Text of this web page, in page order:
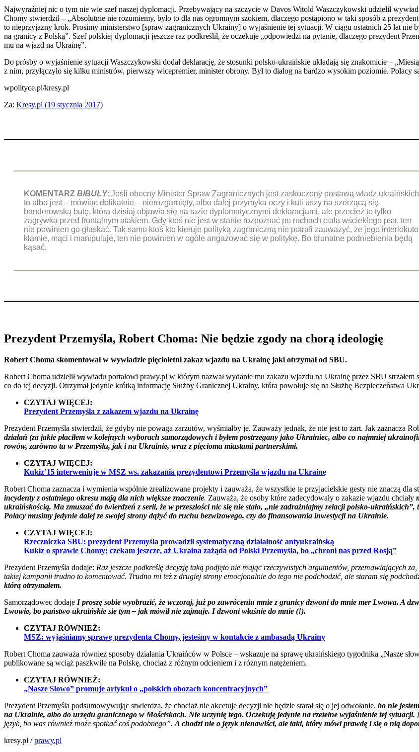
Najwyraźniej nic o tym nie wie szef naszej dyplomacji. Przebywający na szczycie w Davos Witold Waszczykowski udzielił
Chomy stwierdził – „Absolutnie nie rozumiemy, było to dla nas ogromnym szokiem, dlaczego postąpiono w taki sposób z
to nieprzyjazny krok. Prosimy ministerstwo [spraw zagranicznych Ukrainy] o wyjaśnienie tej sytuacji. W ciągu ostatnich 25 lat nie
na granicy z Polską”. Szef polskiej dyplomacji jeszcze raz podkreślił, że oczekuje „odpowiedzi na pytanie, dlaczego prezydent
mu na wjazd na Ukrainę”.
Do prósby o wyjaśnienie sytuacji Waszczykowski dodał deklarację, że stosunki polsko-ukraińskie układają się znakomicie –
z nim, przyłączyło się kilku ministrów, pierwszy wicepremier, minister obrony. Był to dialog na bardzo wysokim poziomie. Polacy
wpolityce.pl/kresy.pl
Za: Kresy.pl (19 stycznia 2017)
KOMENTARZ BIBUŁY: Jeśli obecny Minister Spraw Zagranicznych jest zaskoczony postawą władz
to albo jest – mówiąc delikatnie – nierozgarnięty, albo dalej przymyka oczy i kuli uszy na szerzącą się
banderowską butę, która dzisiaj objawia się na razie dyplomatycznymi deklaracjami, ale przecież to tylko
zagrywka przed frontalnym atakiem. Gdy ktoś nie jest w stanie rozpoznać po ruchach ciała wściekłego psa, ten
nie powinien go głaskać. Tak samo ktoś kto kieruje polityką zagraniczną nie potrafi zauważyć, że jego
kłamie, mąci i manipuluje, ten nie powinien w ogóle angażować się w politykę. Bo brunatne podniebienia będą
kąsać.
Prezydent Przemyśla, Robert Choma: Nie będzie zgody na chorą ideologię
Robert Choma skomentował w wywiadzie pięcioletni zakaz wjazdu na Ukrainę jaki otrzymał od SBU.
Robert Choma udzielił wywiadu portalowi prawy.pl w którym nazwał wydanie mu zakazu wjazdu na Ukrainę przez SBU
co do tej decyzji. Otrzymał jedynie krótką informację Służby Granicznej Ukrainy, która powołuje się na Służbę Bezpieczeństwa
CZYTAJ WIĘCEJ:
Prezydent Przemyśla z zakazem wjazdu na Ukrainę
Prezydent Przemyśla stwierdził, że gdyby nie powaga zarzutów, wyśmiałby je. Zauważy jednak, że nie jest to żart. Jak zaznacza
działań (za jakie płaciłem w kolejnych wyborach samorządowych i byłem postrzegany jako Ukrainiec, albo co najmniej
rowów, zarówno tu w Przemyślu, jak i na Ukrainie, wraz z pięcioma miastami partnerskimi.
CZYTAJ WIĘCEJ:
Kukiz’15 interweniuje w MSZ ws. zakazania prezydentowi Przemyśla wjazdu na Ukrainę
Robert Choma zaznacza i wymienia wspólnie zrealizowane projekty i zauważa, że wszystkie te przyjacielskie gesty nie znaczą dla
incydenty z ostatniego okresu mają dla nich większe znaczenie. Zauważa, że osoby które zadecydowały o zakazie wjazdu chciały
ukraińskością. Ma zmuszać do twierdzeń z serii, że w przeszłości nic się nie stało, „nie zadrażniajmy relacji polsko-
Polacy musimy jedynie dalej ze swojej strony dążyć do ruchu bezwizowego, czy do finansowania inwestycji na Ukrainie.
CZYTAJ WIĘCEJ:
Rzeczniczka SBU: prezydent Przemyśla prowadził systematyczną działalność antyukraińską
Kukiz o sprawie Chomy: czekam jeszcze, aż Ukraina zażąda od Polski Przemyśla, bo „chroni nas przed Rosją”
Prezydent Przemyśla dodaje: Raz jeszcze podkreślę decyzję taką podjęto nie mając rzeczywistych argumentów, przemawiających
takiej kampanii trudno to komentować. Trudno mi też z drugiej strony emocjonalnie do tego nie podchodzić, ale staram się
którą otrzymałem.
Samorządowec dodaje I proszę sobie wyobrazić, że wczoraj, już po zawróceniu mnie z granicy dzwoni do mnie mer Lwowa. A
Lwowie, bo państwo ukraińskie się tym – jak mówił nie zajmuje. I dzwoni właśnie do mnie (!).
CZYTAJ RÓWNIEŻ:
MSZ: wyjaśniamy sprawę prezydenta Chomy, jesteśmy w kontakcie z ambasadą Ukrainy
Robert Choma zauważa również sposoby działania Ukraińców w Polsce – wskazuje na sprawę ukraińskiego tygodnika „Nasze
publikowane są wciąż paszkwile na Polskę, chociaż z różnym odcieniem i z różnym natężeniem.
CZYTAJ RÓWNIEŻ:
„Nasze Słowo” promuje artykuł o „polskich obozach koncentracyjnych”
Prezydent Przemyśla podsumowywując stwierdza, że chociaż nie akcetuje decyzji nie będzie starał się o jej odwołanie, bo nie
na Ukrainie, albo do urzędu granicznego w Mościskach. Nie uczynię tego. Oczekuję jedynie na rzetelne wyjaśnienie tej sytuacji.
język, bo was również może spotkać coś podobnego”. A chodzi nie o język nienawiści, ale taki, który mówi prawdę i się o nią
kresy.pl /prawy.pl